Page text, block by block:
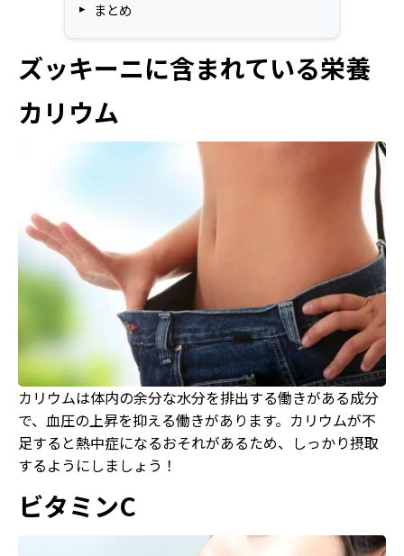
まとめ
ズッキーニに含まれている栄養
カリウム
カリウムは体内の余分な水分を排出する働きがある成分
で、血圧の上昇を抑える働きがあります。カリウムが不
足すると熱中症になるおそれがあるため、しっかり摂取
するようにしましょう！
ビタミンC